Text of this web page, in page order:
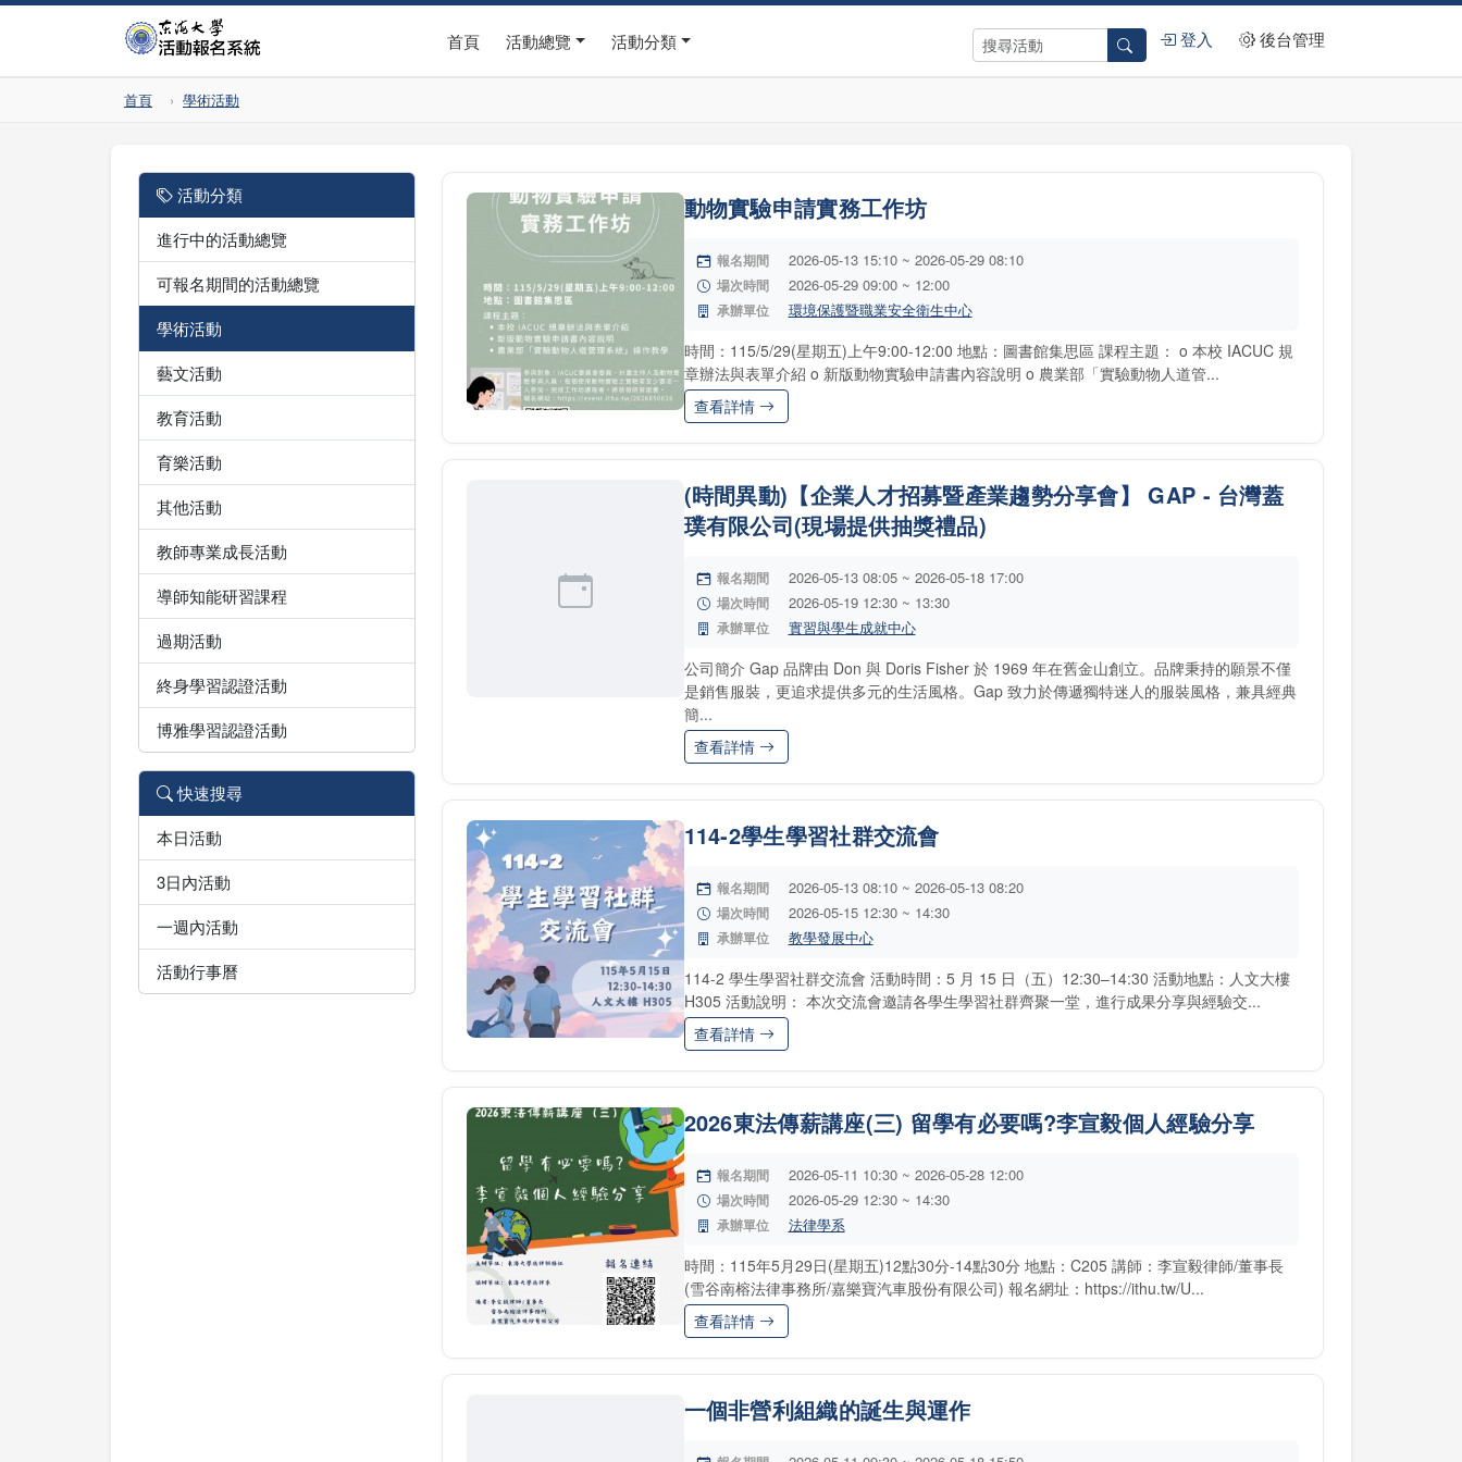
首頁 活動總覽 活動分類 登入 後台管理
首頁 學術活動
活動分類
進行中的活動總覽
可報名期間的活動總覽
學術活動
藝文活動
教育活動
育樂活動
其他活動
教師專業成長活動
導師知能研習課程
過期活動
終身學習認證活動
博雅學習認證活動
快速搜尋
本日活動
3日內活動
一週內活動
活動行事曆
動物實驗申請實務工作坊
報名期間 2026-05-13 15:10 ~ 2026-05-29 08:10
場次時間 2026-05-29 09:00 ~ 12:00
承辦單位 環境保護暨職業安全衛生中心
時間：115/5/29(星期五)上午9:00-12:00 地點：圖書館集思區 課程主題： o 本校 IACUC 規
章辦法與表單介紹 o 新版動物實驗申請書內容說明 o 農業部「實驗動物人道管...
查看詳情
(時間異動)【企業人才招募暨產業趨勢分享會】 GAP - 台灣蓋
璞有限公司(現場提供抽獎禮品)
報名期間 2026-05-13 08:05 ~ 2026-05-18 17:00
場次時間 2026-05-19 12:30 ~ 13:30
承辦單位 實習與學生成就中心
公司簡介 Gap 品牌由 Don 與 Doris Fisher 於 1969 年在舊金山創立。品牌秉持的願景不僅
是銷售服裝，更追求提供多元的生活風格。Gap 致力於傳遞獨特迷人的服裝風格，兼具經典
簡...
查看詳情
114-2學生學習社群交流會
報名期間 2026-05-13 08:10 ~ 2026-05-13 08:20
場次時間 2026-05-15 12:30 ~ 14:30
承辦單位 教學發展中心
114-2 學生學習社群交流會 活動時間：5 月 15 日（五）12:30–14:30 活動地點：人文大樓
H305 活動說明： 本次交流會邀請各學生學習社群齊聚一堂，進行成果分享與經驗交...
查看詳情
2026東法傳薪講座(三) 留學有必要嗎?李宣毅個人經驗分享
報名期間 2026-05-11 10:30 ~ 2026-05-28 12:00
場次時間 2026-05-29 12:30 ~ 14:30
承辦單位 法律學系
時間：115年5月29日(星期五)12點30分-14點30分 地點：C205 講師：李宣毅律師/董事長
(雪谷南榕法律事務所/嘉樂寶汽車股份有限公司) 報名網址：https://ithu.tw/U...
查看詳情
一個非營利組織的誕生與運作